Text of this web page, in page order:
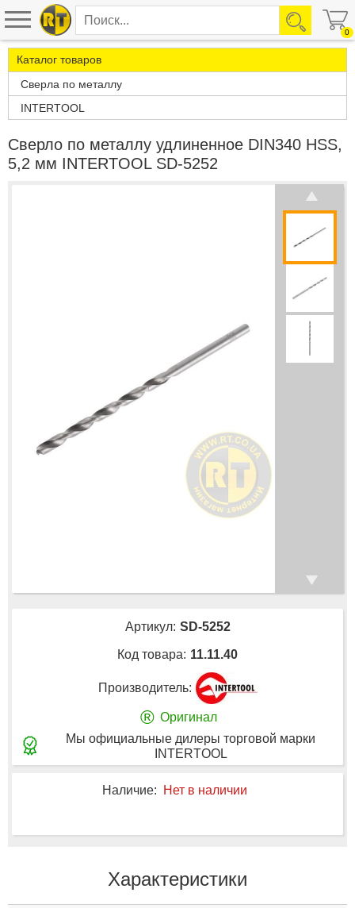
0
Каталог товаров
Сверла по металлу
INTERTOOL
Сверло по металлу удлиненное DIN340 HSS,
5,2 мм INTERTOOL SD-5252
Артикул: SD-5252
Код товара: 11.11.40
Производитель:
® Оригинал
Мы официальные дилеры торговой марки
INTERTOOL
Наличие: Нет в наличии
Характеристики